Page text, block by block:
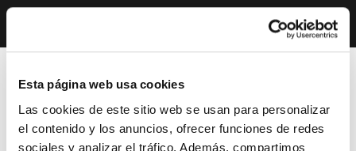
Esta página web usa cookies
Las cookies de este sitio web se usan para personalizar
el contenido y los anuncios, ofrecer funciones de redes
sociales y analizar el tráfico. Además, compartimos